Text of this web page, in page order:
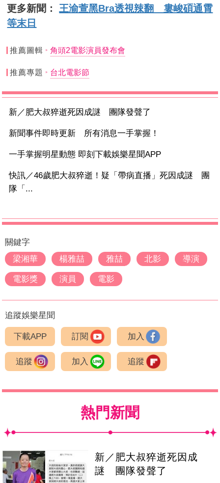
更多新聞： 王渝萱黑Bra透視辣翻 婁峻碩通霄
等末日
推薦圖輯 角頭2電影演員發布會
推薦專題 台北電影節
新／肥大叔猝逝死因成謎 團隊發聲了
新聞事件即時更新 所有消息一手掌握！
一手掌握明星動態 即刻下載娛樂星聞APP
快訊／46歲肥大叔猝逝！疑「帶病直播」死因成謎 團
隊「...
關鍵字
梁湘華
楊雅喆 雅喆 北影 導演
電影獎 演員 電影
追蹤娛樂星聞
下載APP 訂閱 加入
追蹤 加入 追蹤
熱門新聞
新／肥大叔猝逝死因成
謎 團隊發聲了